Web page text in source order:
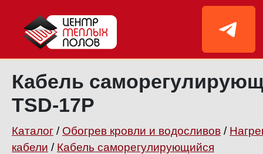
Кабель
TSD-17P
Каталог / Обогрев кровли и водосливов /
кабели / Кабель саморегулирующийся